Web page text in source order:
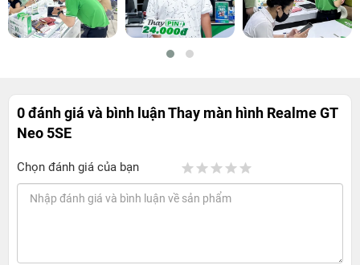
0 đánh giá và bình luậnThay màn hình Realme GT
Neo 5SE
Chọn đánh giá của bạn